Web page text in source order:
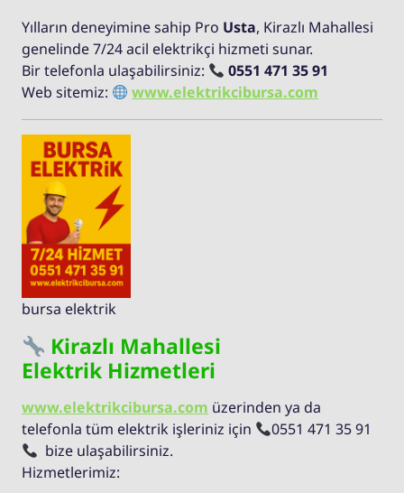
Yılların deneyimine sahip Pro Usta, Kirazlı Mahallesi
genelinde 7/24 acil elektrikçi hizmeti sunar.
Bir telefonla ulaşabilirsiniz:
0551 471 35 91
Web sitemiz:
www.elektrikcibursa.com
bursa elektrik
Kirazlı Mahallesi
Elektrik Hizmetleri
www.elektrikcibursa.com üzerinden ya da
telefonla tüm elektrik işleriniz için
0551 471 35 91
bize ulaşabilirsiniz.
Hizmetlerimiz: